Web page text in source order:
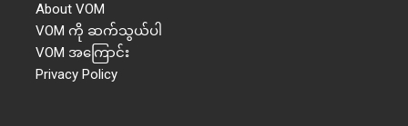
About VOM
VOM ကို ဆက်သွယ်ပါ
VOM အကြောင်း
Privacy Policy